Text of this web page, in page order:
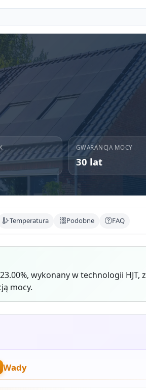
GWARANCJA MOCY
30 lat
Temperatura Podobne FAQ
wykonany w technologii HJT, z
mocy.
Wady